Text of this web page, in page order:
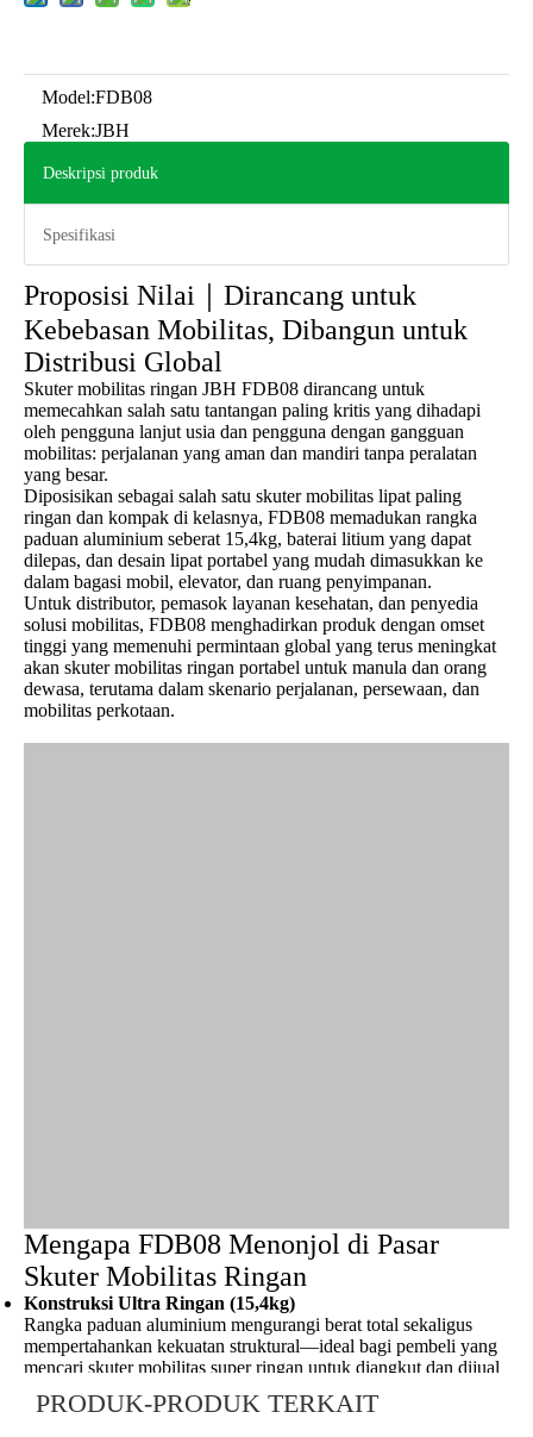
Model:FDB08
Merek:JBH
Deskripsi produk
Spesifikasi
Proposisi Nilai｜Dirancang untuk
Kebebasan Mobilitas, Dibangun untuk
Distribusi Global
Skuter mobilitas ringan JBH FDB08 dirancang untuk
memecahkan salah satu tantangan paling kritis yang dihadapi
oleh pengguna lanjut usia dan pengguna dengan gangguan
mobilitas: perjalanan yang aman dan mandiri tanpa peralatan
yang besar.
Diposisikan sebagai salah satu skuter mobilitas lipat paling
ringan dan kompak di kelasnya, FDB08 memadukan rangka
paduan aluminium seberat 15,4kg, baterai litium yang dapat
dilepas, dan desain lipat portabel yang mudah dimasukkan ke
dalam bagasi mobil, elevator, dan ruang penyimpanan.
Untuk distributor, pemasok layanan kesehatan, dan penyedia
solusi mobilitas, FDB08 menghadirkan produk dengan omset
tinggi yang memenuhi permintaan global yang terus meningkat
akan skuter mobilitas ringan portabel untuk manula dan orang
dewasa, terutama dalam skenario perjalanan, persewaan, dan
mobilitas perkotaan.
Mengapa FDB08 Menonjol di Pasar
Skuter Mobilitas Ringan
Konstruksi Ultra Ringan (15,4kg)
Rangka paduan aluminium mengurangi berat total sekaligus
mempertahankan kekuatan struktural—ideal bagi pembeli yang
mencari skuter mobilitas super ringan untuk diangkut dan dijual
Desain Lipat Ringkas untuk Perjalanan & Penyimpanan
PRODUK-PRODUK TERKAIT